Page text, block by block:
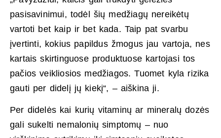
pasisavinimui, todėl šių medžiagų nereikėtų
vartoti bet kaip ir bet kada. Taip pat svarbu
įvertinti, kokius papildus žmogus jau vartoja, nes
kartais skirtinguose produktuose kartojasi tos
pačios veikliosios medžiagos. Tuomet kyla rizika
gauti per didelį jų kiekį“, – aiškina ji.
Per didelės kai kurių vitaminų ar mineralų dozės
gali sukelti nemalonių simptomų – nuo